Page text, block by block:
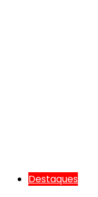
Destaques